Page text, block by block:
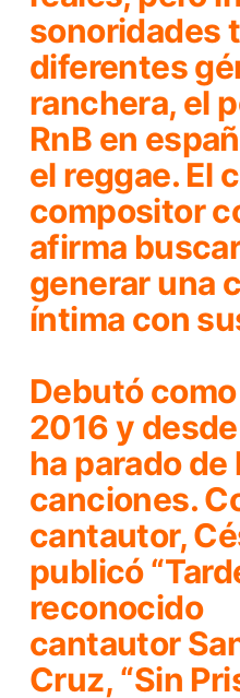
sonoridades
diferentes
ranchera, el
RnB en
el reggae. El
compositor
afirma
generar una
íntima con
Debutó
2016 y
ha parado de
canciones.
cantautor,
publicó
reconocido
cantautor
Cruz, “Sin